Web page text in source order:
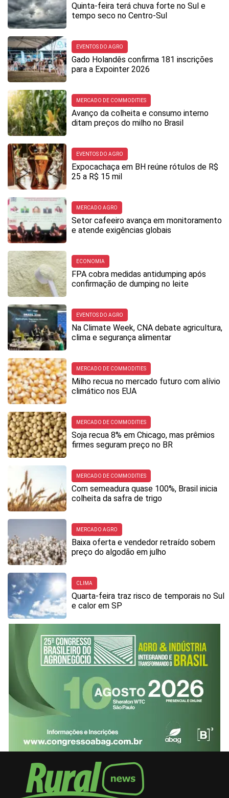
Quinta-feira terá chuva forte no Sul e
tempo seco no Centro-Sul
EVENTOS DO AGRO
Gado Holandês confirma 181 inscrições
para a Expointer 2026
MERCADO DE COMMODITIES
Avanço da colheita e consumo interno
ditam preços do milho no Brasil
EVENTOS DO AGRO
Expocachaça em BH reúne rótulos de R$
25 a R$ 15 mil
MERCADO AGRO
Setor cafeeiro avança em monitoramento
e atende exigências globais
ECONOMIA
FPA cobra medidas antidumping após
confirmação de dumping no leite
EVENTOS DO AGRO
Na Climate Week, CNA debate agricultura,
clima e segurança alimentar
MERCADO DE COMMODITIES
Milho recua no mercado futuro com alívio
climático nos EUA
MERCADO DE COMMODITIES
Soja recua 8% em Chicago, mas prêmios
firmes seguram preço no BR
MERCADO DE COMMODITIES
Com semeadura quase 100%, Brasil inicia
colheita da safra de trigo
MERCADO AGRO
Baixa oferta e vendedor retraído sobem
preço do algodão em julho
CLIMA
Quarta-feira traz risco de temporais no Sul
e calor em SP